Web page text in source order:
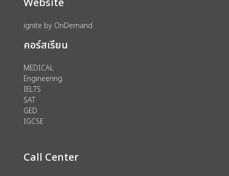
ignite by OnDemand
คอร์สเรียน
MEDICAL
Engineering
IELTS
SAT
GED
IGCSE
Call Center